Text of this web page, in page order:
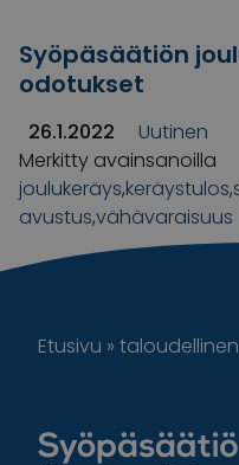
Syöpäsäätiön
odotukset
26.1.2022
Uutinen
Merkitty avainsanoilla
joulukeräys,keräystulos,
avustus,vähävaraisuus
Etusivu »